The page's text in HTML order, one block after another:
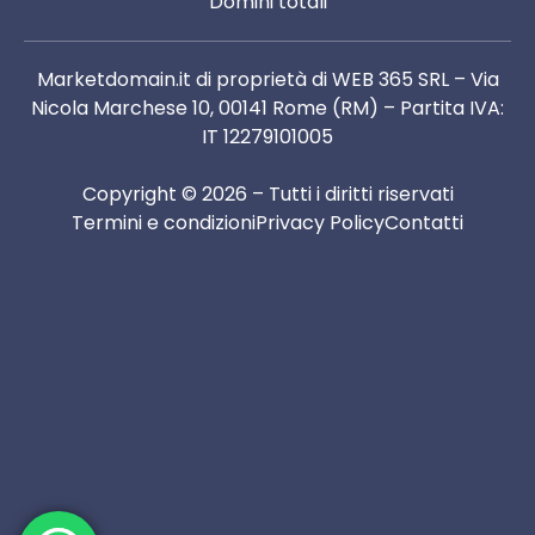
Marketdomain.it di proprietà di WEB 365 SRL – Via
Nicola Marchese 10, 00141 Rome (RM) – Partita IVA:
IT 12279101005
Copyright © 2026 – Tutti i diritti riservati
Termini e condizioniPrivacy PolicyContatti